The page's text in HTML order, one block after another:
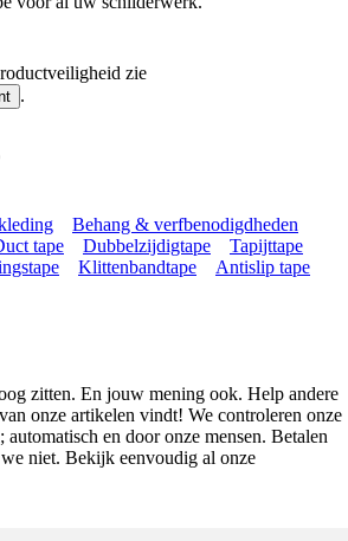
zie
.
Behang & verfbenodigdheden
tape Dubbelzijdigtape
Tapijttape
Klittenbandtape Antislip tape
zitten. En jouw mening ook. Help andere
onze artikelen vindt! We controleren onze
en door onze mensen. Betalen
niet. Bekijk eenvoudig al onze